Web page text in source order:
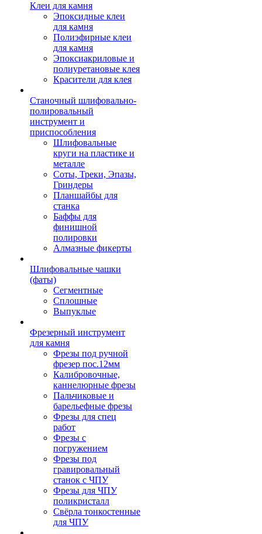
Клеи для камня
Эпоксидные клеи
для камня
Полиэфирные клеи
для камня
Эпоксиакриловые и
полиуретановые клея
Красители для клея
Станочный шлифовально-
полировальный
инструмент и
приспособления
Шлифовальные
круги на пластике и
металле
Соты, Треки, Эпазы,
Гриндеры
Планшайбы для
станка
Баффы для
финишной
полировки
Алмазные фикерты
Шлифовальные чашки
(фаты)
Сегментные
Сплошные
Выпуклые
Фрезерный инструмент
для камня
Фрезы под ручной
фрезер пос.12мм
Калибровочные,
каннелюрные фрезы
Пальчиковые и
барельефные фрезы
Фрезы для спец
работ
Фрезы с
погружением
Фрезы под
гравировальный
станок с ЧПУ
Фрезы для ЧПУ
поликристалл
Свёрла тонкостенные
для ЧПУ